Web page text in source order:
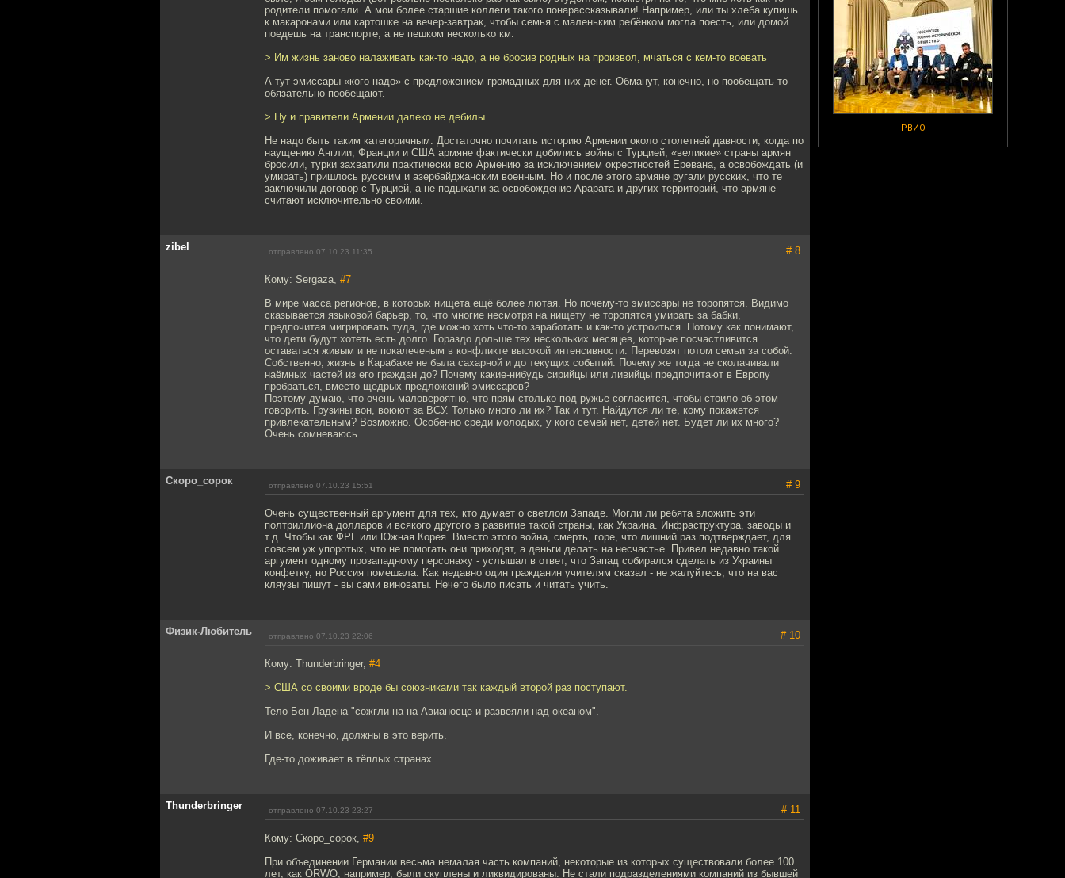
РВИО
родители помогали. А мои более старшие коллеги такого понарассказывали! Например, или ты хлеба купишь
к макаронами или картошке на вечер-завтрак, чтобы семья с маленьким ребёнком могла поесть, или домой
поедешь на транспорте, а не пешком несколько км.
> Им жизнь заново налаживать как-то надо, а не бросив родных на произвол, мчаться с кем-то воевать
А тут эмиссары «кого надо» с предложением громадных для них денег. Обманут, конечно, но пообещать-то
обязательно пообещают.
> Ну и правители Армении далеко не дебилы
Не надо быть таким категоричным. Достаточно почитать историю Армении около столетней давности, когда по
наущению Англии, Франции и США армяне фактически добились войны с Турцией, «великие» страны армян
бросили, турки захватили практически всю Армению за исключением окрестностей Еревана, а освобождать (и
умирать) пришлось русским и азербайджанским военным. Но и после этого армяне ругали русских, что те
заключили договор с Турцией, а не подыхали за освобождение Арарата и других территорий, что армяне
считают исключительно своими.
zibel отправлено 07.10.23 11:35 # 8
Кому: Sergaza, #7
В мире масса регионов, в которых нищета ещё более лютая. Но почему-то эмиссары не торопятся. Видимо
сказывается языковой барьер, то, что многие несмотря на нищету не торопятся умирать за бабки,
предпочитая мигрировать туда, где можно хоть что-то заработать и как-то устроиться. Потому как понимают,
что дети будут хотеть есть долго. Гораздо дольше тех нескольких месяцев, которые посчастливится
оставаться живым и не покалеченым в конфликте высокой интенсивности. Перевозят потом семьи за собой.
Собственно, жизнь в Карабахе не была сахарной и до текущих событий. Почему же тогда не сколачивали
наёмных частей из его граждан до? Почему какие-нибудь сирийцы или ливийцы предпочитают в Европу
пробраться, вместо щедрых предложений эмиссаров?
Поэтому думаю, что очень маловероятно, что прям столько под ружье согласится, чтобы стоило об этом
говорить. Грузины вон, воюют за ВСУ. Только много ли их? Так и тут. Найдутся ли те, кому покажется
привлекательным? Возможно. Особенно среди молодых, у кого семей нет, детей нет. Будет ли их много?
Очень сомневаюсь.
Скоро_сорок отправлено 07.10.23 15:51 # 9
Очень существенный аргумент для тех, кто думает о светлом Западе. Могли ли ребята вложить эти
полтриллиона долларов и всякого другого в развитие такой страны, как Украина. Инфраструктура, заводы и
т.д. Чтобы как ФРГ или Южная Корея. Вместо этого война, смерть, горе, что лишний раз подтверждает, для
совсем уж упоротых, что не помогать они приходят, а деньги делать на несчастье. Привел недавно такой
аргумент одному прозападному персонажу - услышал в ответ, что Запад собирался сделать из Украины
конфетку, но Россия помешала. Как недавно один гражданин учителям сказал - не жалуйтесь, что на вас
кляузы пишут - вы сами виноваты. Нечего было писать и читать учить.
Физик-Любитель отправлено 07.10.23 22:06 # 10
Кому: Thunderbringer, #4
> США со своими вроде бы союзниками так каждый второй раз поступают.
Тело Бен Ладена "сожгли на на Авианосце и развеяли над океаном".
И все, конечно, должны в это верить.
Где-то доживает в тёплых странах.
Thunderbringer отправлено 07.10.23 23:27 # 11
Кому: Скоро_сорок, #9
При объединении Германии весьма немалая часть компаний, некоторые из которых существовали более 100
лет, как ORWO, например, были скуплены и ликвидированы. Не стали подразделениями компаний из бывшей